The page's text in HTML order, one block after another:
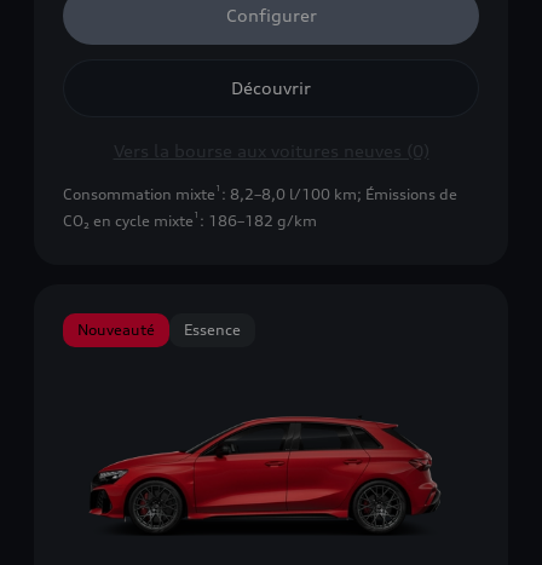
Configurer
Découvrir
Vers la bourse aux voitures neuves (0)
Consommation mixte 1 : 8,2–8,0 l/100 km; Émissions de
CO₂ en cycle mixte 1 : 186–182 g/km
Nouveauté Essence